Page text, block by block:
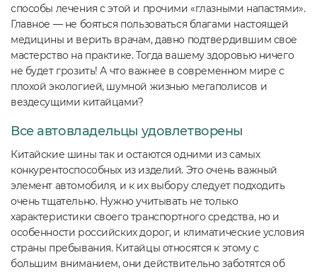
способы лечения с этой и прочими «глазными напастями».
Главное — не бояться пользоваться благами настоящей
медицины и верить врачам, давно подтвердившим свое
мастерство на практике. Тогда вашему здоровью ничего
не будет грозить! А что важнее в современном мире с
плохой экологией, шумной жизнью мегаполисов и
вездесущими китайцами?
Все автовладельцы удовлетворены
Китайские шины так и остаются одними из самых
конкурентоспособных из изделий. Это очень важный
элемент автомобиля, и к их выбору следует подходить
очень тщательно. Нужно учитывать не только
характеристики своего транспортного средства, но и
особенности российских дорог, и климатические условия
страны пребывания. Китайцы относятся к этому с
большим вниманием, они действительно заботятся об